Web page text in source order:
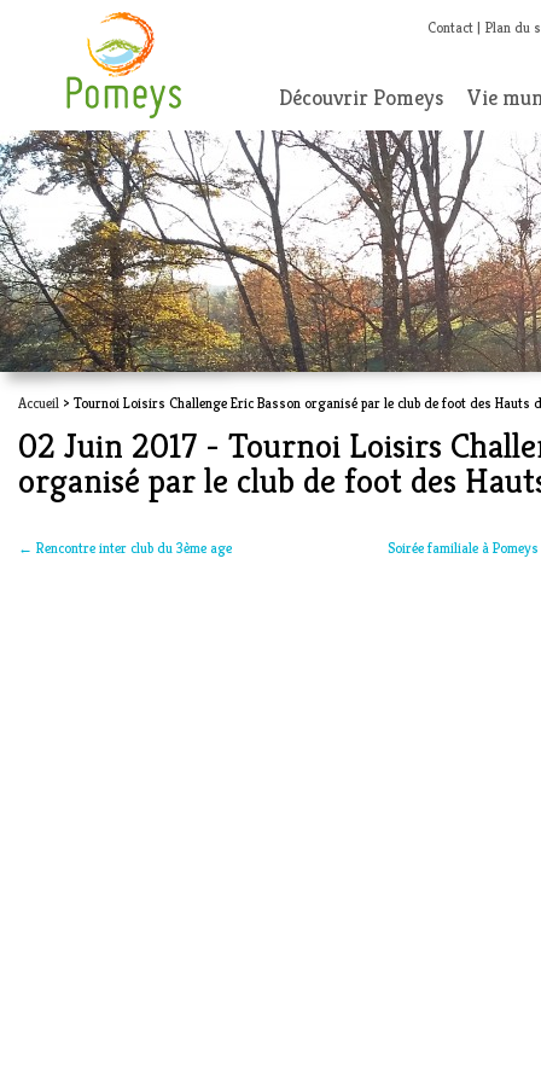
Contact Plan du
Découvrir Pomeys Vie
Accueil > Tournoi Loisirs Challenge Eric Basson organisé par le club de foot des Hauts
02 Juin 2017 - Tournoi Loisirs
organisé par le club de foot des
← Rencontre inter club du 3ème age Soirée familiale à